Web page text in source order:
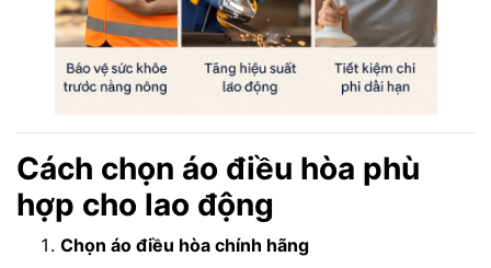
Cách chọn áo điều hòa phù
hợp cho lao động
Chọn áo điều hòa chính hãng